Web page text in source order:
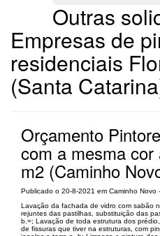
Outras
Empresas de
residenciais
(Santa
Orçamento
com a mesma
m2 (Caminho
Publicado o 20-8-2021 em Caminho Novo
Lavação da fachada de vidro com sabão
rejuntes das pastilhas, substituição das
b.=; Lavação de toda estrutura dos
de fissuras que tiver na estruturas, com